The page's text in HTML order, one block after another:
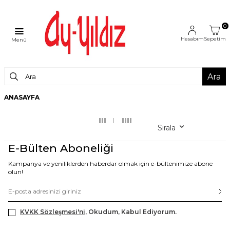
Menü Hesabım
0
Sepetim
Ara
ANASAYFA
Sırala
E-Bülten Aboneliği
Kampanya ve yeniliklerden haberdar olmak için e-bültenimize abone
olun!
KVKK Sözleşmesi'ni, Okudum, Kabul Ediyorum.